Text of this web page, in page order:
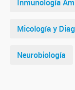
Inmunología
Micología y
Neurobiología